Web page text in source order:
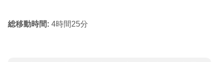
総移動時間: 4時間25分